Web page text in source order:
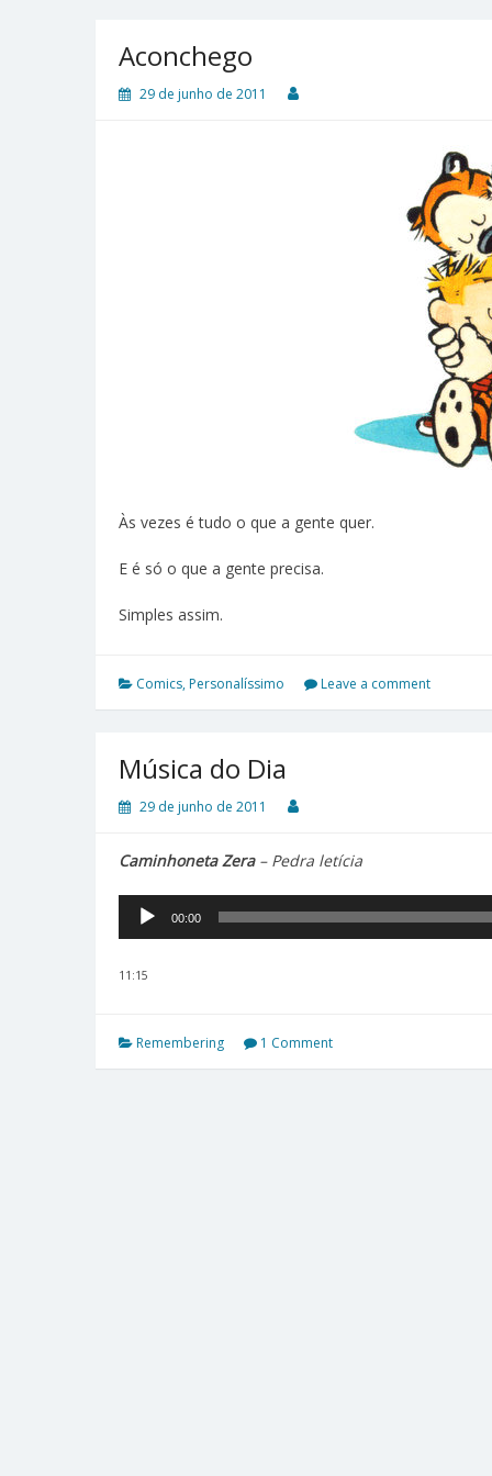
Aconchego
29 de junho de 2011
Às vezes é tudo o que a gente quer.
E é só o que a gente precisa.
Simples assim.
Comics, Personalíssimo Leave a comment
Música do Dia
29 de junho de 2011
Caminhoneta Zera– Pedra letícia
00:00
11:15
Remembering 1 Comment